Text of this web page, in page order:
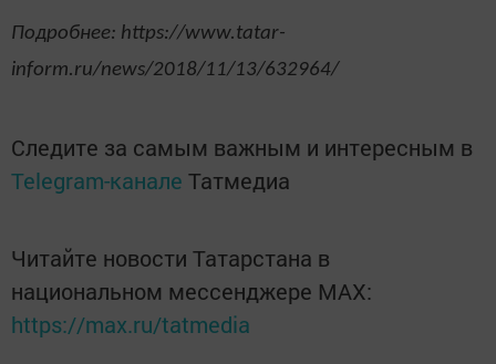
Подробнее: https://www.tatar-
inform.ru/news/2018/11/13/632964/
Следите за самым важным и интересным в
Telegram-канале Татмедиа
Читайте новости Татарстана в
национальном мессенджере MАХ:
https://max.ru/tatmedia